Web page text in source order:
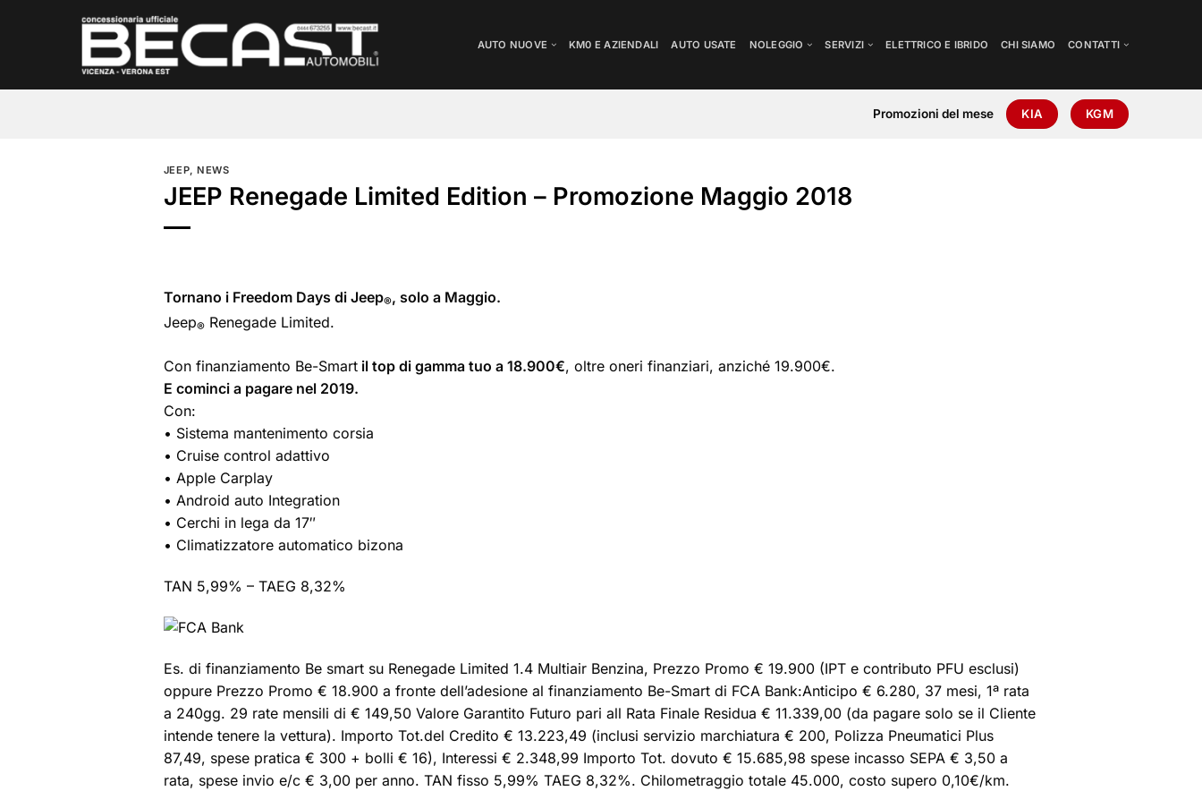
AUTO NUOVE KM0 E AZIENDALI AUTO USATE NOLEGGIO SERVIZI ELETTRICO E IBRIDO CHI SIAMO CONTATTI
Promozioni del mese KIA KGM
JEEP,NEWS
JEEP Renegade Limited Edition – Promozione Maggio 2018
Tornano i Freedom Days di Jeep®, solo a Maggio.
Jeep®Renegade Limited.
Con finanziamento Be-Smartil top di gamma tuo a 18.900€, oltre oneri finanziari, anziché 19.900€.
E cominci a pagare nel 2019.
Con:
• Sistema mantenimento corsia
• Cruise control adattivo
• Apple Carplay
• Android auto Integration
• Cerchi in lega da 17″
• Climatizzatore automatico bizona
TAN 5,99% – TAEG 8,32%
Es. di finanziamento Be smart su Renegade Limited 1.4 Multiair Benzina, Prezzo Promo € 19.900 (IPT e contributo PFU esclusi)
oppure Prezzo Promo € 18.900 a fronte dell’adesione al finanziamento Be-Smart di FCA Bank:Anticipo € 6.280, 37 mesi, 1ª rata
a 240gg. 29 rate mensili di € 149,50 Valore Garantito Futuro pari all Rata Finale Residua € 11.339,00 (da pagare solo se il Cliente
intende tenere la vettura). Importo Tot.del Credito € 13.223,49 (inclusi servizio marchiatura € 200, Polizza Pneumatici Plus
87,49, spese pratica € 300 + bolli € 16), Interessi € 2.348,99 Importo Tot. dovuto € 15.685,98 spese incasso SEPA € 3,50 a
rata, spese invio e/c € 3,00 per anno. TAN fisso 5,99% TAEG 8,32%. Chilometraggio totale 45.000, costo supero 0,10€/km.